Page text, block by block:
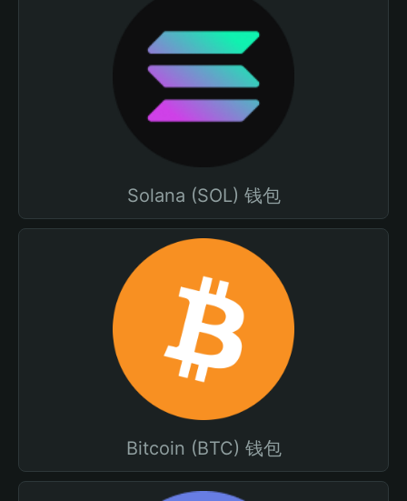
Solana (SOL) 钱包
Bitcoin (BTC) 钱包